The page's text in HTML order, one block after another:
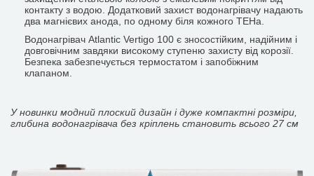
контакту з водою. Додатковий захист водонагрівачу надають
два магнієвих анода, по одному біля кожного ТЕНа.
Водонагрівач Atlantic Vertigo 100 є зносостійким, надійним і
довговічним завдяки високому ступеню захисту від корозії.
Безпека забезпечується термостатом і запобіжним
клапаном.
У новинки модний плоский дизайн і дуже компактні розміри,
глибина водонагрівача без кріплень становить всього 27 см